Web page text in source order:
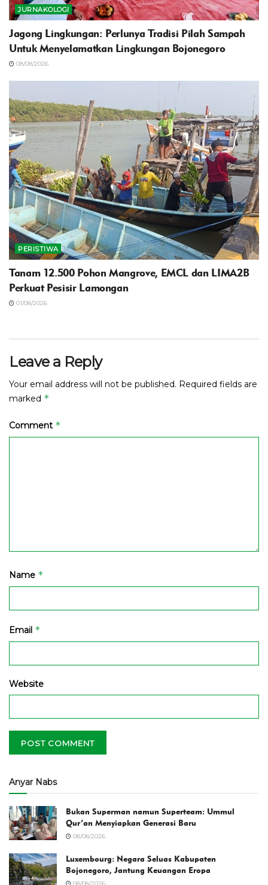
JURNAKOLOGI
Jagong Lingkungan: Perlunya Tradisi Pilah Sampah
Untuk Menyelamatkan Lingkungan Bojonegoro
08/08/2026
PERISTIWA
Tanam 12.500 Pohon Mangrove, EMCL dan LIMA2B
Perkuat Pesisir Lamongan
01/08/2026
Leave a Reply
Your email address will not be published. Required fields are
marked *
Comment *
Name *
Email *
Website
Anyar Nabs
Bukan Superman namun Superteam: Ummul
Qur’an Menyiapkan Generasi Baru
08/08/2026
Luxembourg: Negara Seluas Kabupaten
Bojonegoro, Jantung Keuangan Eropa
08/08/2026